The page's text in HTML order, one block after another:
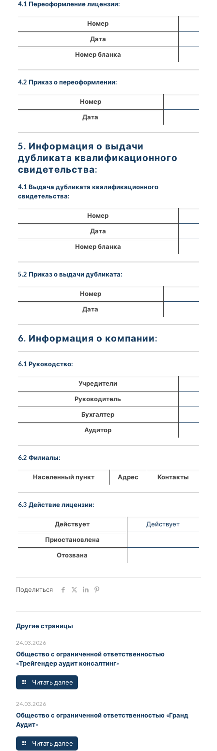
4.1 Переоформление лицензии:
Номер
Дата
Номер бланка
4.2 Приказ о переоформлении:
Номер
Дата
5. Информация о выдачи
дубликата квалификационного
свидетельства:
4.1 Выдача дубликата квалификационного
свидетельства:
Номер
Дата
Номер бланка
5.2 Приказ о выдачи дубликата:
Номер
Дата
6. Информация о компании:
6.1 Руководство:
Учредители
Руководитель
Бухгалтер
Аудитор
6.2 Филиалы:
Населенный пункт Адрес Контакты
6.3 Действие лицензии:
Действует
Действует
Приостановлена
Отозвана
Поделиться
Другие страницы
24.03.2026
Общество с ограниченной ответственностью
«Трейгендер аудит консалтинг»
Читать далее
24.03.2026
Общество с ограниченной ответственностью «Гранд
Аудит»
Читать далее